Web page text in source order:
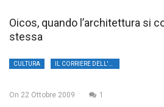
Oicos, quando l’architettura si
stessa
CULTURA
On 22 Ottobre 2009 1